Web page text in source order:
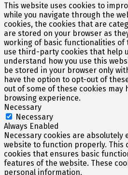
This website uses cookies to
while you navigate through the
cookies, the cookies that are
are stored on your browser as
working of basic functionalities of
use third-party cookies that help
understand how you use this
be stored in your browser only
have the option to opt-out of
out of some of these cookies may
browsing experience.
Necessary
Necessary
Always Enabled
Necessary cookies are absolutely
website to function properly. This
cookies that ensures basic
features of the website. These
personal information.